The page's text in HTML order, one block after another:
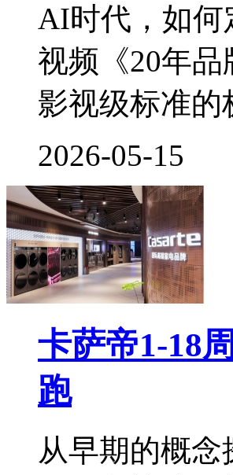
AI时代，如何
视频《20年
影视级标准的
2026-05-15
卡萨帝1-18
跑
从早期的概